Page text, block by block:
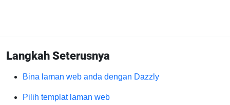
Langkah Seterusnya
Bina laman web anda dengan Dazzly
Pilih templat laman web